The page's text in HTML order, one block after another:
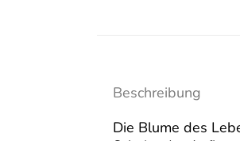
Beschreibung
Die Blume des